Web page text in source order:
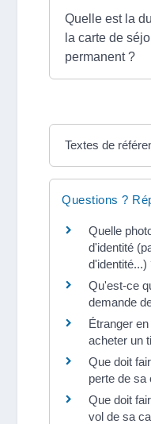
Quelle est la
la carte de
permanent ?
Textes de
Questions ?
Quelle
d'identité
d'identité...)
Qu'est-ce
demande
Étranger
acheter un
Que doit
perte de sa
Que doit
vol de sa